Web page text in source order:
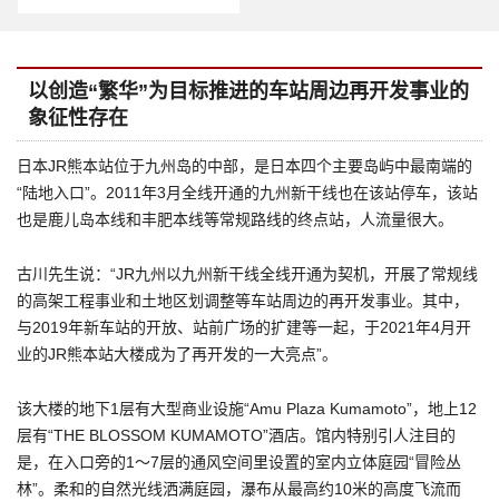
以创造“繁华”为目标推进的车站周边再开发事业的
象征性存在
日本JR熊本站位于九州岛的中部，是日本四个主要岛屿中最南端的
“陆地入口”。2011年3月全线开通的九州新干线也在该站停车，该站
也是鹿儿岛本线和丰肥本线等常规路线的终点站，人流量很大。
古川先生说：“JR九州以九州新干线全线开通为契机，开展了常规线
的高架工程事业和土地区划调整等车站周边的再开发事业。其中，
与2019年新车站的开放、站前广场的扩建等一起，于2021年4月开
业的JR熊本站大楼成为了再开发的一大亮点”。
该大楼的地下1层有大型商业设施“Amu Plaza Kumamoto”，地上12
层有“THE BLOSSOM KUMAMOTO”酒店。馆内特别引人注目的
是，在入口旁的1～7层的通风空间里设置的室内立体庭园“冒险丛
林”。柔和的自然光线洒满庭园，瀑布从最高约10米的高度飞流而